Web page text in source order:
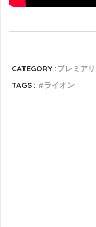
CATEGORY : プレミア
TAGS :
ライオン